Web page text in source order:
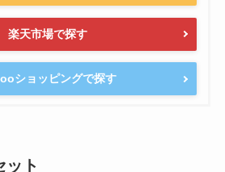
楽天市場で探す
ショッピングで探す
ット